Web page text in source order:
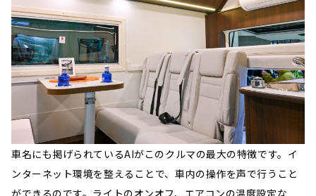
車名にも掲げられているAIがこのクルマの最大の特徴です。イ
ンターネット環境を整えることで、車内の操作を声で行うこと
ができるのです。ライトのオンオフ、エアコンの温度設定な